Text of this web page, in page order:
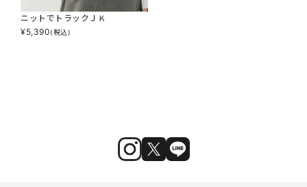
ニットでトラックＪＫ
¥5,390(税込)